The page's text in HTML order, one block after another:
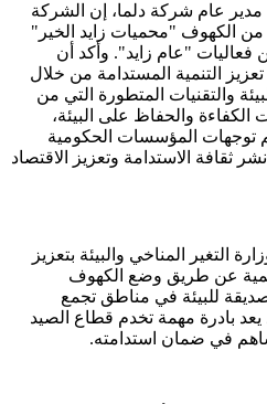
عام شركة دلما، إن الشركة
الكهوف "محميات زايد الخير"
فعاليات "عام زايد". وأكد أن
التنمية المستدامة من خلال
والتقنيات المتطورة التي من
والحفاظ على البيئة،
توجهات المؤسسات الحكومية
نشر ثقافة الاستدامة وتعزيز الاقتصاد
التغير المناخي والبيئة بتعزيز
عن طريق وضع الكهوف
للبيئة في مناطق تجمع
بادرة مهمة تخدم قطاع الصيد
في ضمان استدامته.